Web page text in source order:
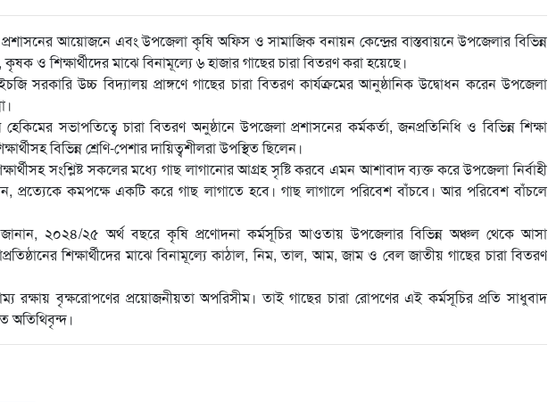
আয়োজনে এবং উপজেলা কৃষি অফিস ও সামাজিক বনায়ন কেন্দ্রের বাস্তবায়নে উপজেলার বিভিন্ন
কৃষক ও শিক্ষার্থীদের মাঝে বিনামূল্যে ৬ হাজার গাছের চারা বিতরণ করা হয়েছে।
সরকারি উচ্চ বিদ্যালয় প্রাঙ্গণে গাছের চারা বিতরণ কার্যক্রমের আনুষ্ঠানিক উদ্বোধন করেন উপজেলা
সভাপতিত্বে চারা বিতরণ অনুষ্ঠানে উপজেলা প্রশাসনের কর্মকর্তা, জনপ্রতিনিধি ও বিভিন্ন শিক্ষা
বিভিন্ন শ্রেণি-পেশার দায়িত্বশীলরা উপস্থিত ছিলেন।
সংশ্লিষ্ট সকলের মধ্যে গাছ লাগানোর আগ্রহ সৃষ্টি করবে এমন আশাবাদ ব্যক্ত করে উপজেলা নির্বাহী
প্রত্যেকে কমপক্ষে একটি করে গাছ লাগাতে হবে। গাছ লাগালে পরিবেশ বাঁচবে। আর পরিবেশ বাঁচলে
২০২৪/২৫ অর্থ বছরে কৃষি প্রণোদনা কর্মসূচির আওতায় উপজেলার বিভিন্ন অঞ্চল থেকে আসা
শিক্ষার্থীদের মাঝে বিনামূল্যে কাঠাল, নিম, তাল, আম, জাম ও বেল জাতীয় গাছের চারা বিতরণ
রক্ষায় বৃক্ষরোপণের প্রয়োজনীয়তা অপরিসীম। তাই গাছের চারা রোপণের এই কর্মসূচির প্রতি সাধুবাদ
অতিথিবৃন্দ।